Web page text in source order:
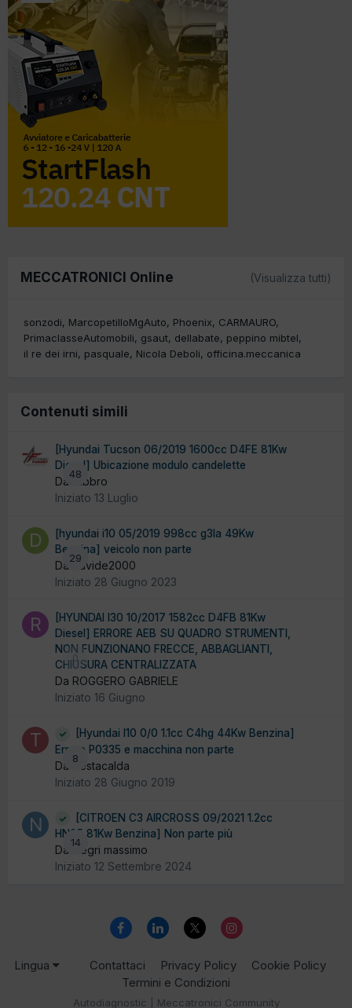
MECCATRONICI Online (Visualizza tutti)
sonzodi MarcopetilloMgAuto Phoenix
CARMAURO
PrimaclasseAutomobili
gsaut dellabate
peppino mibtel
il re dei irni
pasquale Nicola Deboli officina.meccanica
Contenuti simili
48
[Hyundai Tucson 06/2019 1600cc D4FE 81Kw
Diesel] Ubicazione modulo candelette
Da fabbro
Iniziato 13 Luglio
29
[hyundai i10 05/2019 998cc g3la 49Kw
Benzina] veicolo non parte
Da davide2000
Iniziato 28 Giugno 2023
0
[HYUNDAI I30 10/2017 1582cc D4FB 81Kw
Diesel] ERRORE AEB SU QUADRO STRUMENTI,
NON FUNZIONANO FRECCE, ABBAGLIANTI,
CHIUSURA CENTRALIZZATA
Da ROGGERO GABRIELE
Iniziato 16 Giugno
8
[Hyundai I10 0/0 1.1cc C4hg 44Kw Benzina]
Errore P0335 e macchina non parte
Da Testacalda
Iniziato 28 Giugno 2019
14
[CITROEN C3 AIRCROSS 09/2021 1.2cc
HN05 81Kw Benzina] Non parte più
Da Negri massimo
Iniziato 12 Settembre 2024
Lingua Contattaci Privacy Policy
Cookie Policy
Termini e Condizioni
Autodiagnostic | Meccatronici Community